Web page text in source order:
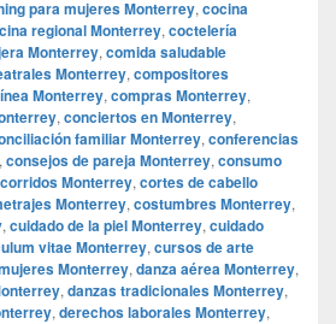
para mujeres Monterrey, cocina
regional Monterrey, coctelería
Monterrey, comida saludable
Monterrey, compositores
Monterrey, compras Monterrey,
, conciertos en Monterrey,
familiar Monterrey, conferencias
, consejos de pareja Monterrey, consumo
corridos Monterrey, cortes de cabello
Monterrey, costumbres Monterrey,
, cuidado de la piel Monterrey, cuidado
vitae Monterrey, cursos de arte
Monterrey, danza aérea Monterrey,
, danzas tradicionales Monterrey,
, derechos laborales Monterrey,